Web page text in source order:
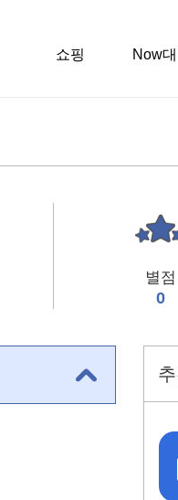
쇼핑 Now
별점
0